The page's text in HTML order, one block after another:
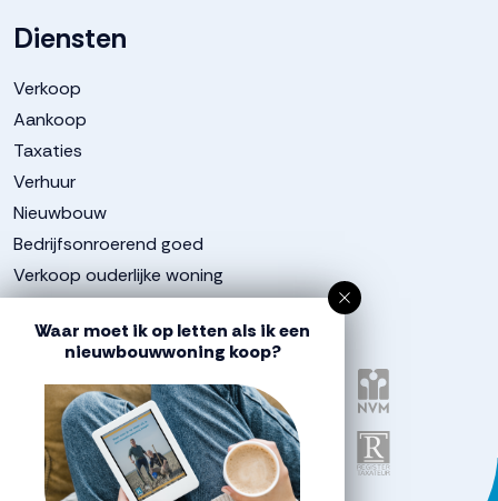
Diensten
Verkoop
Aankoop
Taxaties
Verhuur
Nieuwbouw
Bedrijfsonroerend goed
Verkoop ouderlijke woning
Aangesloten bij
Waar moet ik op letten als ik een
nieuwbouwwoning koop?